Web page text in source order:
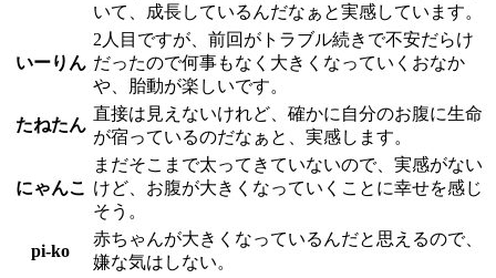
いて、成長しているんだなぁと実感しています。
いーりん
2人目ですが、前回がトラブル続きで不安だらけ
だったので何事もなく大きくなっていくおなか
や、胎動が楽しいです。
たねたん
直接は見えないけれど、確かに自分のお腹に生命
が宿っているのだなぁと、実感します。
にゃんこ
まだそこまで太ってきていないので、実感がない
けど、お腹が大きくなっていくことに幸せを感じ
そう。
pi-ko
赤ちゃんが大きくなっているんだと思えるので、
嫌な気はしない。